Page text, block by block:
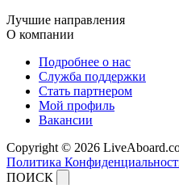
Лучшие направления
О компании
Подробнее о нас
Служба поддержки
Стать партнером
Мой профиль
Вакансии
Copyright © 2026
Политика
ПОИСК